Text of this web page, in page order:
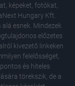
képeket, fotókat,
Hungary Kft.
esnek. Mindezek
előzetes
kivezető linkeken
felelősséget,
és hiteles
törekszik, de a